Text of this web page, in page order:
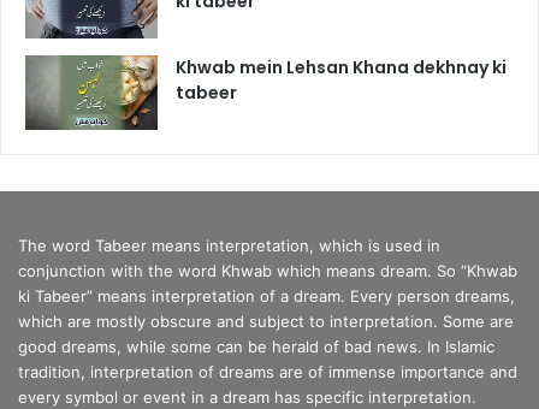
Khwab mein Lehsan Khana dekhnay ki
tabeer
The word Tabeer means interpretation, which is used in
conjunction with the word Khwab which means dream. So “Khwab
ki Tabeer” means interpretation of a dream. Every person dreams,
which are mostly obscure and subject to interpretation. Some are
good dreams, while some can be herald of bad news. In Islamic
tradition, interpretation of dreams are of immense importance and
every symbol or event in a dream has specific interpretation.